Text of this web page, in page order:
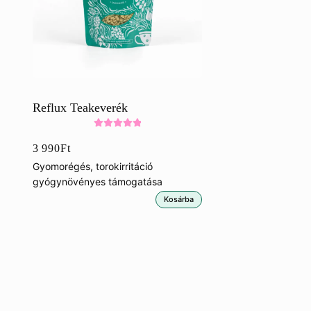
Reflux Teakeverék
3 990Ft
Gyomorégés, torokirritáció
gyógynövényes támogatása
Kosárba